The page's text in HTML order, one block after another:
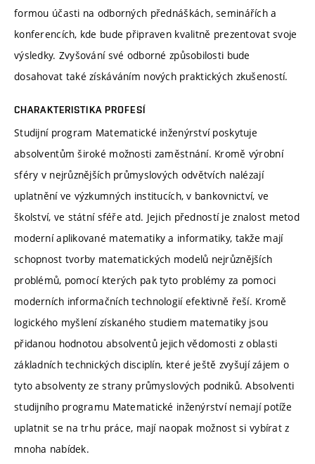
formou účasti na odborných přednáškách, seminářích a
konferencích, kde bude připraven kvalitně prezentovat svoje
výsledky. Zvyšování své odborné způsobilosti bude
dosahovat také získáváním nových praktických zkušeností.
CHARAKTERISTIKA PROFESÍ
Studijní program Matematické inženýrství poskytuje
absolventům široké možnosti zaměstnání. Kromě výrobní
sféry v nejrůznějších průmyslových odvětvích nalézají
uplatnění ve výzkumných institucích, v bankovnictví, ve
školství, ve státní sféře atd. Jejich předností je znalost metod
moderní aplikované matematiky a informatiky, takže mají
schopnost tvorby matematických modelů nejrůznějších
problémů, pomocí kterých pak tyto problémy za pomoci
moderních informačních technologií efektivně řeší. Kromě
logického myšlení získaného studiem matematiky jsou
přidanou hodnotou absolventů jejich vědomosti z oblasti
základních technických disciplín, které ještě zvyšují zájem o
tyto absolventy ze strany průmyslových podniků. Absolventi
studijního programu Matematické inženýrství nemají potíže
uplatnit se na trhu práce, mají naopak možnost si vybírat z
mnoha nabídek.